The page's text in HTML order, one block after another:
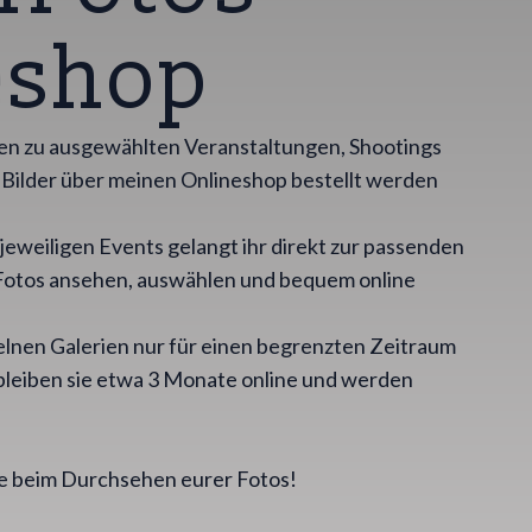
zu ausgewählten Veranstaltungen, Shootings
über meinen Onlineshop bestellt werden
Events gelangt ihr direkt zur passenden
ansehen, auswählen und bequem online
Galerien nur für einen begrenzten Zeitraum
sie etwa 3 Monate online und werden
beim Durchsehen eurer Fotos!